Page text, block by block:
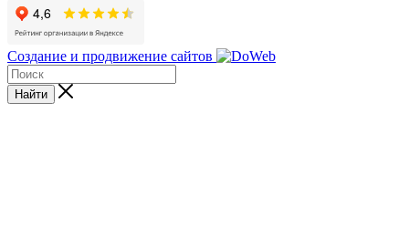
Создание и продвижение сайтов
Найти